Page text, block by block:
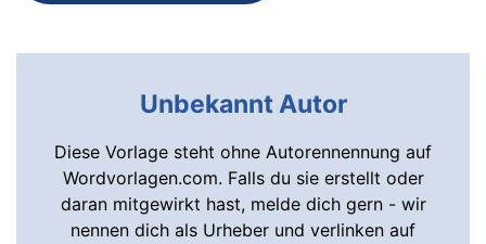
Unbekannt Autor
Diese Vorlage steht ohne Autorennennung auf
Wordvorlagen.com. Falls du sie erstellt oder
daran mitgewirkt hast, melde dich gern - wir
nennen dich als Urheber und verlinken auf